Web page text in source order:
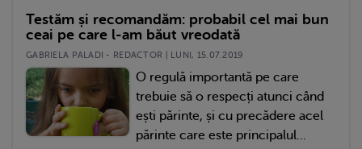
Testăm și recomandăm: probabil cel mai bun
ceai pe care l-am băut vreodată
GABRIELA PALADI - REDACTOR | LUNI, 15.07.2019
O regulă importantă pe care
trebuie să o respecți atunci când
ești părinte, și cu precădere acel
părinte care este principalul...